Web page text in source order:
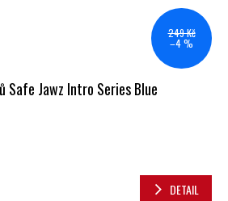
249 Kč
–4 %
Safe Jawz Intro Series Blue
DETAIL